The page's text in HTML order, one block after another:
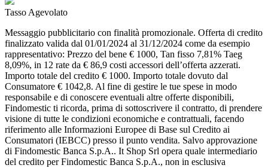
Tasso Agevolato
Messaggio pubblicitario con finalità promozionale. Offerta di credito
finalizzato valida dal 01/01/2024 al 31/12/2024 come da esempio
rappresentativo: Prezzo del bene € 1000, Tan fisso 7,81% Taeg
8,09%, in 12 rate da € 86,9 costi accessori dell’offerta azzerati.
Importo totale del credito € 1000. Importo totale dovuto dal
Consumatore € 1042,8. Al fine di gestire le tue spese in modo
responsabile e di conoscere eventuali altre offerte disponibili,
Findomestic ti ricorda, prima di sottoscrivere il contratto, di prendere
visione di tutte le condizioni economiche e contrattuali, facendo
riferimento alle Informazioni Europee di Base sul Credito ai
Consumatori (IEBCC) presso il punto vendita. Salvo approvazione
di Findomestic Banca S.p.A.. It Shop Srl opera quale intermediario
del credito per Findomestic Banca S.p.A., non in esclusiva